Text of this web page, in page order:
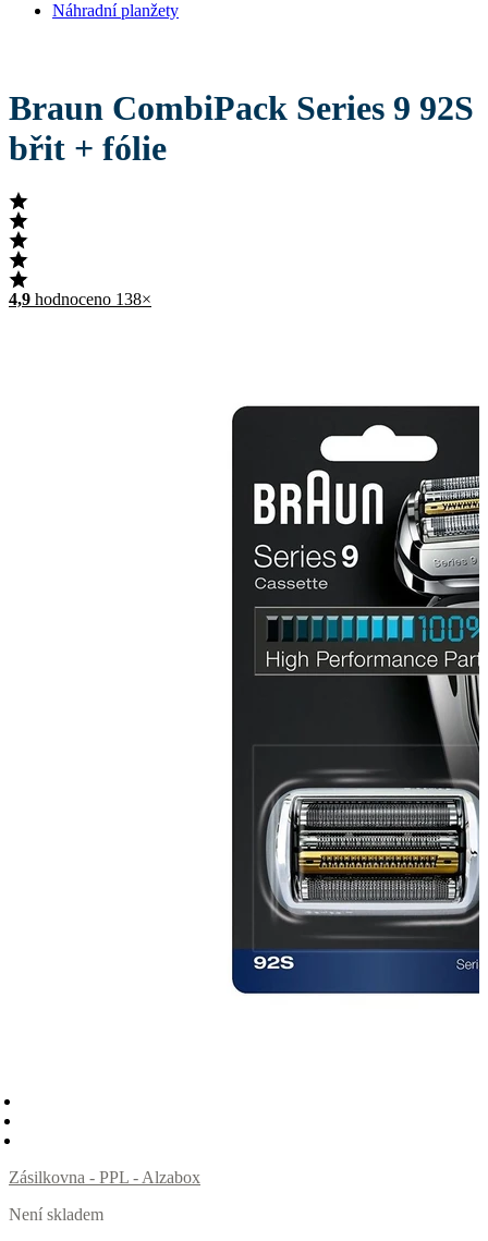
Náhradní planžety
Braun CombiPack Series 9 92S
břit + fólie
4,9 hodnoceno 138×
Zásilkovna - PPL - Alzabox
Není skladem